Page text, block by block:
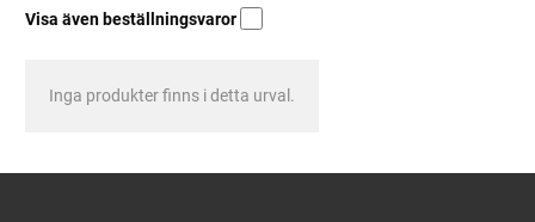
Visa även beställningsvaror
Inga produkter finns i detta urval.